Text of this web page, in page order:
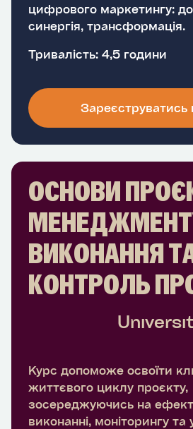
цифрового маркетингу:
синергія, трансформація.
Тривалість: 4,5 години
Зареєструватись
ОСНОВИ
ВИКОНАННЯ
КОНТРОЛЬ
Курс допоможе освоїти
життєвого циклу проєкту,
зосереджуючись на
виконанні, моніторингу та